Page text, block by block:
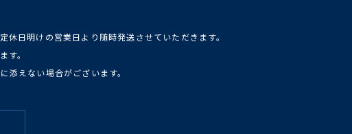
日明けの営業日より随時発送させていただきます。
す。
えない場合がございます。